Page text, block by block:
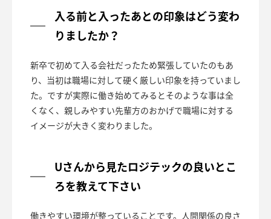
入る前と入ったあとの印象はどう変わ
りましたか？
新卒で初めて入る会社だったため緊張していたのもあ
り、当初は職場に対して硬く厳しい印象を持っていまし
た。ですが実際に働き始めてみるとそのような事は全
くなく、親しみやすい先輩方のおかげで職場に対する
イメージが大きく変わりました。
Uさんから見たロジテックの良いとこ
ろを教えて下さい
働きやすい環境が整っていることです。人間関係の良さ